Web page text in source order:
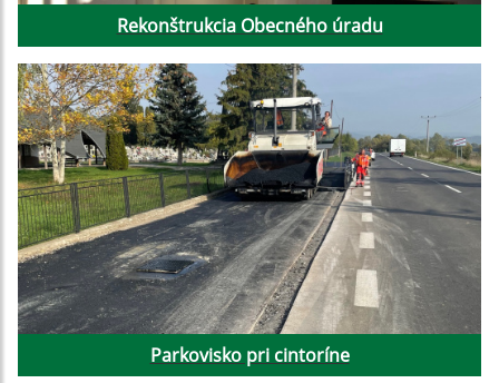
Rekonštrukcia Obecného úradu
Parkovisko pri cintoríne